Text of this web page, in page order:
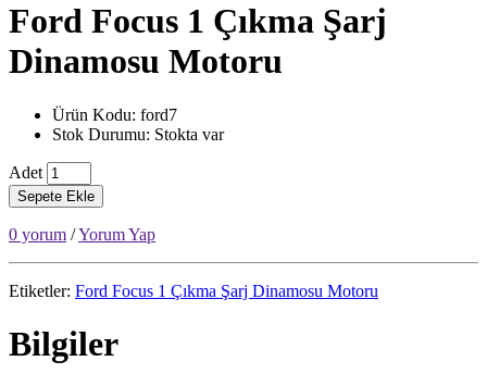
Ford Focus 1 Çıkma Şarj
Dinamosu Motoru
Ürün Kodu: ford7
Stok Durumu: Stokta var
Adet
Sepete Ekle
0 yorum /Yorum Yap
Etiketler: Ford Focus 1 Çıkma Şarj Dinamosu Motoru
Bilgiler